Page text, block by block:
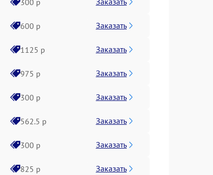
600 р Заказать
1125 р Заказать
975 р Заказать
300 р Заказать
562.5 р Заказать
300 р Заказать
825 р Заказать